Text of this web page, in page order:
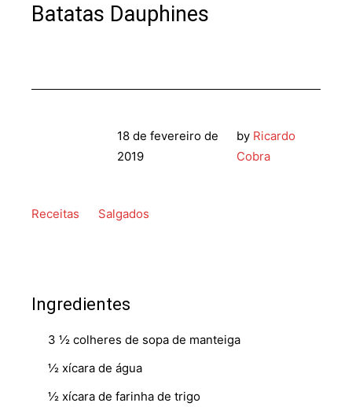
Batatas Dauphines
18 de fevereiro de
2019
by Ricardo
Cobra
Receitas Salgados
Ingredientes
3 ½ colheres de sopa de manteiga
½ xícara de água
½ xícara de farinha de trigo